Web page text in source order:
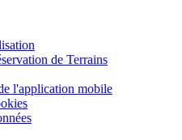
de Terrains
l'application mobile